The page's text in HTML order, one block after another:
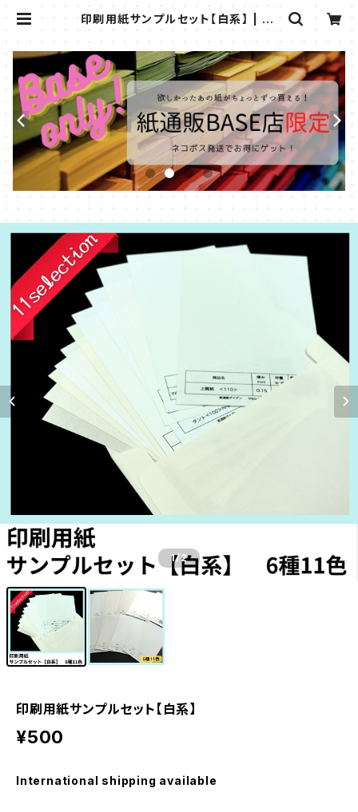
印刷用紙サンプルセット【白系】 | ka
1/2
印刷用紙サンプルセット【白系】
¥500
International shipping available